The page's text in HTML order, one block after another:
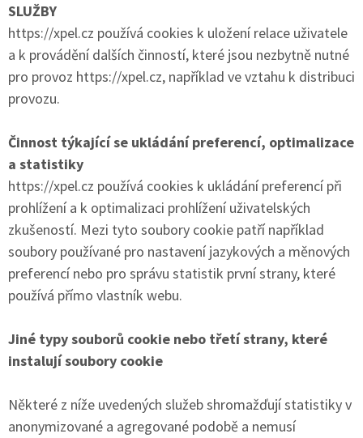
SLUŽBY
https://xpel.cz používá cookies k uložení relace uživatele
a k provádění dalších činností, které jsou nezbytně nutné
pro provoz https://xpel.cz, například ve vztahu k distribuci
provozu.
Činnost týkající se ukládání preferencí, optimalizace
a statistiky
https://xpel.cz používá cookies k ukládání preferencí při
prohlížení a k optimalizaci prohlížení uživatelských
zkušeností. Mezi tyto soubory cookie patří například
soubory používané pro nastavení jazykových a měnových
preferencí nebo pro správu statistik první strany, které
používá přímo vlastník webu.
Jiné typy souborů cookie nebo třetí strany, které
instalují soubory cookie
Některé z níže uvedených služeb shromažďují statistiky v
anonymizované a agregované podobě a nemusí